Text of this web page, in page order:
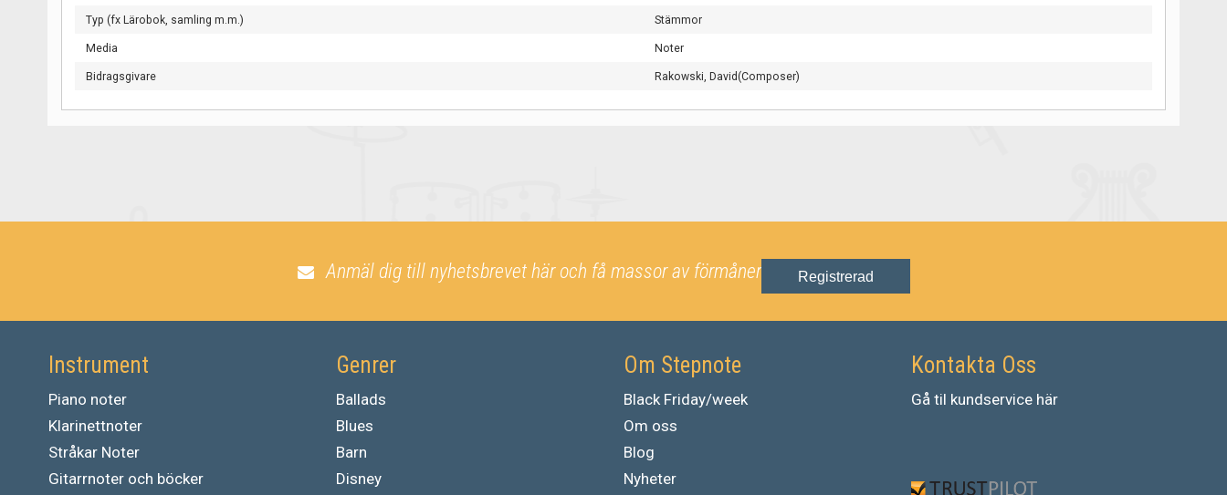
Typ (fx Lärobok, samling m.m.) Stämmor
Media Noter
Bidragsgivare Rakowski, David(Composer)
Anmäl dig till nyhetsbrevet här och få massor av förmåner Registrerad
Instrument
Piano noter
Klarinettnoter
Stråkar Noter
Gitarrnoter och böcker
Genrer
Ballads
Blues
Barn
Disney
Om Stepnote
Black Friday/week
Om oss
Blog
Nyheter
Kontakta Oss
Gå til kundservice här